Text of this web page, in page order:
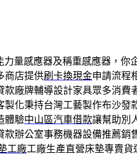
力量感應器及稱重感應器，你
商店提供刷卡換現金申請流程
款廠牌輔導設計家具眾多消費
製化秉持台灣工藝製作布沙發
體驗中山區汽車借款讓幫助別
款辦公室事務機器設備推薦銷
工廠工廠生產直營床墊專賣